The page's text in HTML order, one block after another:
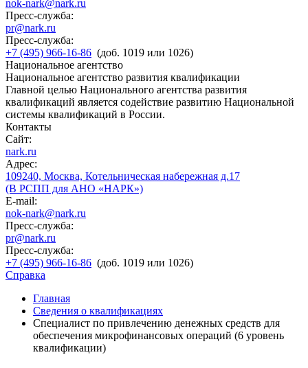
nok-nark@nark.ru
Пресс-служба:
pr@nark.ru
Пресс-служба:
+7 (495) 966-16-86 (доб. 1019 или 1026)
Национальное агентство
Национальное агентство развития квалификации
Главной целью Национального агентства развития
квалификаций является содействие развитию Национальной
системы квалификаций в России.
Контакты
Сайт:
nark.ru
Адрес:
109240, Москва, Котельническая набережная д.17
(В РСПП для АНО «НАРК»)
E-mail:
nok-nark@nark.ru
Пресс-служба:
pr@nark.ru
Пресс-служба:
+7 (495) 966-16-86 (доб. 1019 или 1026)
Справка
Главная
Сведения о квалификациях
Специалист по привлечению денежных средств для
обеспечения микрофинансовых операций (6 уровень
квалификации)